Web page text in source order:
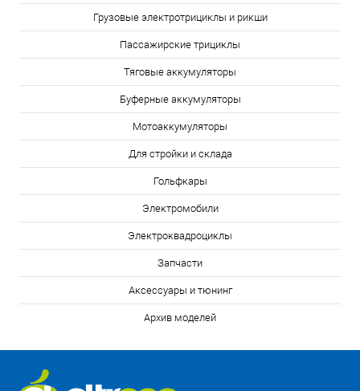
Грузовые электротрициклы и рикши
Пассажирские трициклы
Тяговые аккумуляторы
Буферные аккумуляторы
Мотоаккумуляторы
Для стройки и склада
Гольфкары
Электромобили
Электроквадроциклы
Запчасти
Аксессуары и тюнинг
Архив моделей